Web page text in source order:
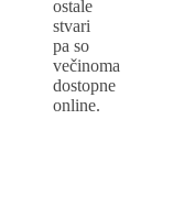
ostale
stvari
pa so
večinoma
dostopne
online.